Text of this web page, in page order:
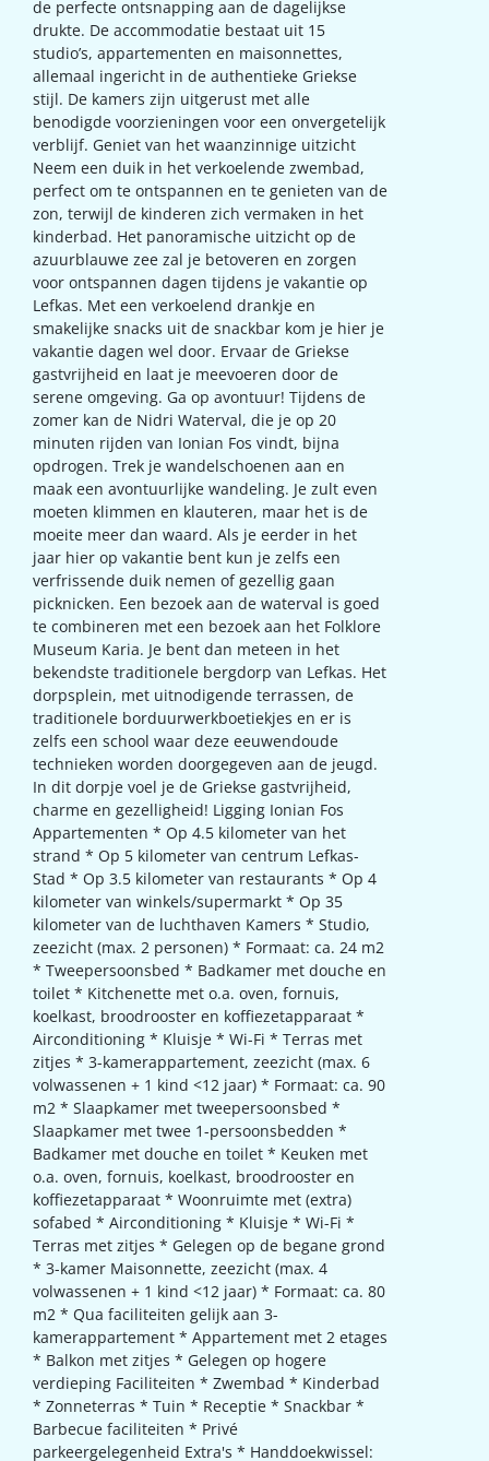
de perfecte ontsnapping aan de dagelijkse
drukte. De accommodatie bestaat uit 15
studio’s, appartementen en maisonnettes,
allemaal ingericht in de authentieke Griekse
stijl. De kamers zijn uitgerust met alle
benodigde voorzieningen voor een onvergetelijk
verblijf. Geniet van het waanzinnige uitzicht
Neem een duik in het verkoelende zwembad,
perfect om te ontspannen en te genieten van de
zon, terwijl de kinderen zich vermaken in het
kinderbad. Het panoramische uitzicht op de
azuurblauwe zee zal je betoveren en zorgen
voor ontspannen dagen tijdens je vakantie op
Lefkas. Met een verkoelend drankje en
smakelijke snacks uit de snackbar kom je hier je
vakantie dagen wel door. Ervaar de Griekse
gastvrijheid en laat je meevoeren door de
serene omgeving. Ga op avontuur! Tijdens de
zomer kan de Nidri Waterval, die je op 20
minuten rijden van Ionian Fos vindt, bijna
opdrogen. Trek je wandelschoenen aan en
maak een avontuurlijke wandeling. Je zult even
moeten klimmen en klauteren, maar het is de
moeite meer dan waard. Als je eerder in het
jaar hier op vakantie bent kun je zelfs een
verfrissende duik nemen of gezellig gaan
picknicken. Een bezoek aan de waterval is goed
te combineren met een bezoek aan het Folklore
Museum Karia. Je bent dan meteen in het
bekendste traditionele bergdorp van Lefkas. Het
dorpsplein, met uitnodigende terrassen, de
traditionele borduurwerkboetiekjes en er is
zelfs een school waar deze eeuwendoude
technieken worden doorgegeven aan de jeugd.
In dit dorpje voel je de Griekse gastvrijheid,
charme en gezelligheid! Ligging Ionian Fos
Appartementen * Op 4.5 kilometer van het
strand * Op 5 kilometer van centrum Lefkas-
Stad * Op 3.5 kilometer van restaurants * Op 4
kilometer van winkels/supermarkt * Op 35
kilometer van de luchthaven Kamers * Studio,
zeezicht (max. 2 personen) * Formaat: ca. 24 m2
* Tweepersoonsbed * Badkamer met douche en
toilet * Kitchenette met o.a. oven, fornuis,
koelkast, broodrooster en koffiezetapparaat *
Airconditioning * Kluisje * Wi-Fi * Terras met
zitjes * 3-kamerappartement, zeezicht (max. 6
volwassenen + 1 kind <12 jaar) * Formaat: ca. 90
m2 * Slaapkamer met tweepersoonsbed *
Slaapkamer met twee 1-persoonsbedden *
Badkamer met douche en toilet * Keuken met
o.a. oven, fornuis, koelkast, broodrooster en
koffiezetapparaat * Woonruimte met (extra)
sofabed * Airconditioning * Kluisje * Wi-Fi *
Terras met zitjes * Gelegen op de begane grond
* 3-kamer Maisonnette, zeezicht (max. 4
volwassenen + 1 kind <12 jaar) * Formaat: ca. 80
m2 * Qua faciliteiten gelijk aan 3-
kamerappartement * Appartement met 2 etages
* Balkon met zitjes * Gelegen op hogere
verdieping Faciliteiten * Zwembad * Kinderbad
* Zonneterras * Tuin * Receptie * Snackbar *
Barbecue faciliteiten * Privé
parkeergelegenheid Extra's * Handdoekwissel: